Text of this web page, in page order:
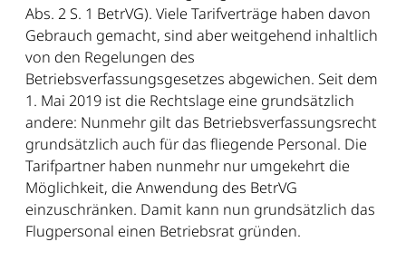
Abs. 2 S. 1 BetrVG). Viele Tarifverträge haben davon
Gebrauch gemacht, sind aber weitgehend inhaltlich
von den Regelungen des
Betriebsverfassungsgesetzes abgewichen. Seit dem
1. Mai 2019 ist die Rechtslage eine grundsätzlich
andere: Nunmehr gilt das Betriebsverfassungsrecht
grundsätzlich auch für das fliegende Personal. Die
Tarifpartner haben nunmehr nur umgekehrt die
Möglichkeit, die Anwendung des BetrVG
einzuschränken. Damit kann nun grundsätzlich das
Flugpersonal einen Betriebsrat gründen.